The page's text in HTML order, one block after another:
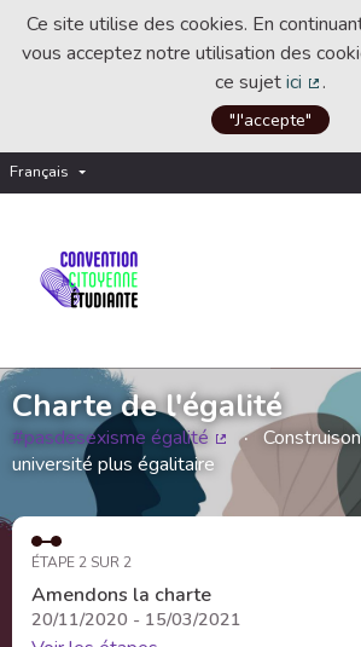
Ce site utilise des cookies. En
vous acceptez notre utilisation des
ce sujetici
(Lien
.
"J'accepte"
Français Choisir la langue
Charte de l'égalité
#pasdesexisme égalité
(Lien externe)
université plus égalitaire
ÉTAPE 2 SUR 2
Amendons la charte
20/11/2020 - 15/03/2021